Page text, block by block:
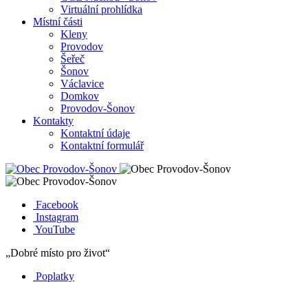
Virtuální prohlídka
Místní části
Kleny
Provodov
Šeřeč
Šonov
Václavice
Domkov
Provodov-Šonov
Kontakty
Kontaktní údaje
Kontaktní formulář
Facebook
Instagram
YouTube
„Dobré místo pro život“
Poplatky